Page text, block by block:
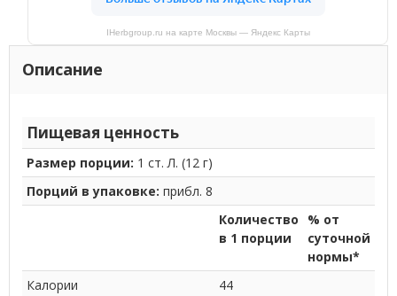
IHerbgroup.ru на карте Москвы — Яндекс Карты
Описание
Пищевая ценность
Размер порции: 1 ст. Л. (12 г)
Порций в упаковке: прибл. 8
Количество
в 1 порции
% от
суточной
нормы*
Калории
44